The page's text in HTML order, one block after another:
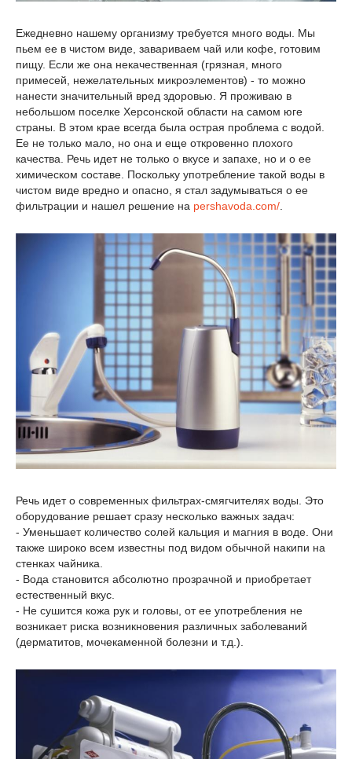
Ежедневно нашему организму требуется много воды. Мы
пьем ее в чистом виде, завариваем чай или кофе, готовим
пищу. Если же она некачественная (грязная, много
примесей, нежелательных микроэлементов) - то можно
нанести значительный вред здоровью. Я проживаю в
небольшом поселке Херсонской области на самом юге
страны. В этом крае всегда была острая проблема с водой.
Ее не только мало, но она и еще откровенно плохого
качества. Речь идет не только о вкусе и запахе, но и о ее
химическом составе. Поскольку употребление такой воды в
чистом виде вредно и опасно, я стал задумываться о ее
фильтрации и нашел решение на pershavoda.com/
Речь идет о современных фильтрах-смягчителях воды. Это
оборудование решает сразу несколько важных задач:
- Уменьшает количество солей кальция и магния в воде. Они
также широко всем известны под видом обычной накипи на
стенках чайника.
- Вода становится абсолютно прозрачной и приобретает
естественный вкус.
- Не сушится кожа рук и головы, от ее употребления не
возникает риска возникновения различных заболеваний
(дерматитов, мочекаменной болезни и т.д.).